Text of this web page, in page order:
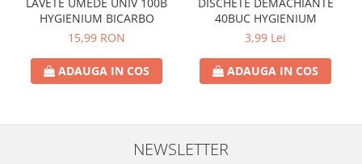
Demachiant
Alte Articole
Adezivi & Benzi adezive
Becuri & Baterii
LAVETE UMEDE UNIV 100B
HYGIENIUM BICARBO
15,99 RON
ADAUGA IN COS
DISCHETE DEMACHIANTE
40BUC HYGIENIUM
3,99 Lei
ADAUGA IN COS
NEWSLETTER